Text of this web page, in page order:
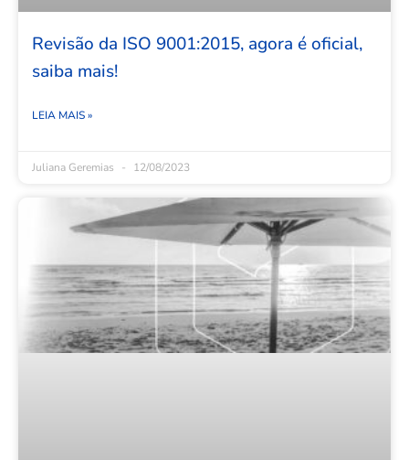
Revisão da ISO 9001:2015, agora é oficial,
saiba mais!
LEIA MAIS »
Juliana Geremias 12/08/2023